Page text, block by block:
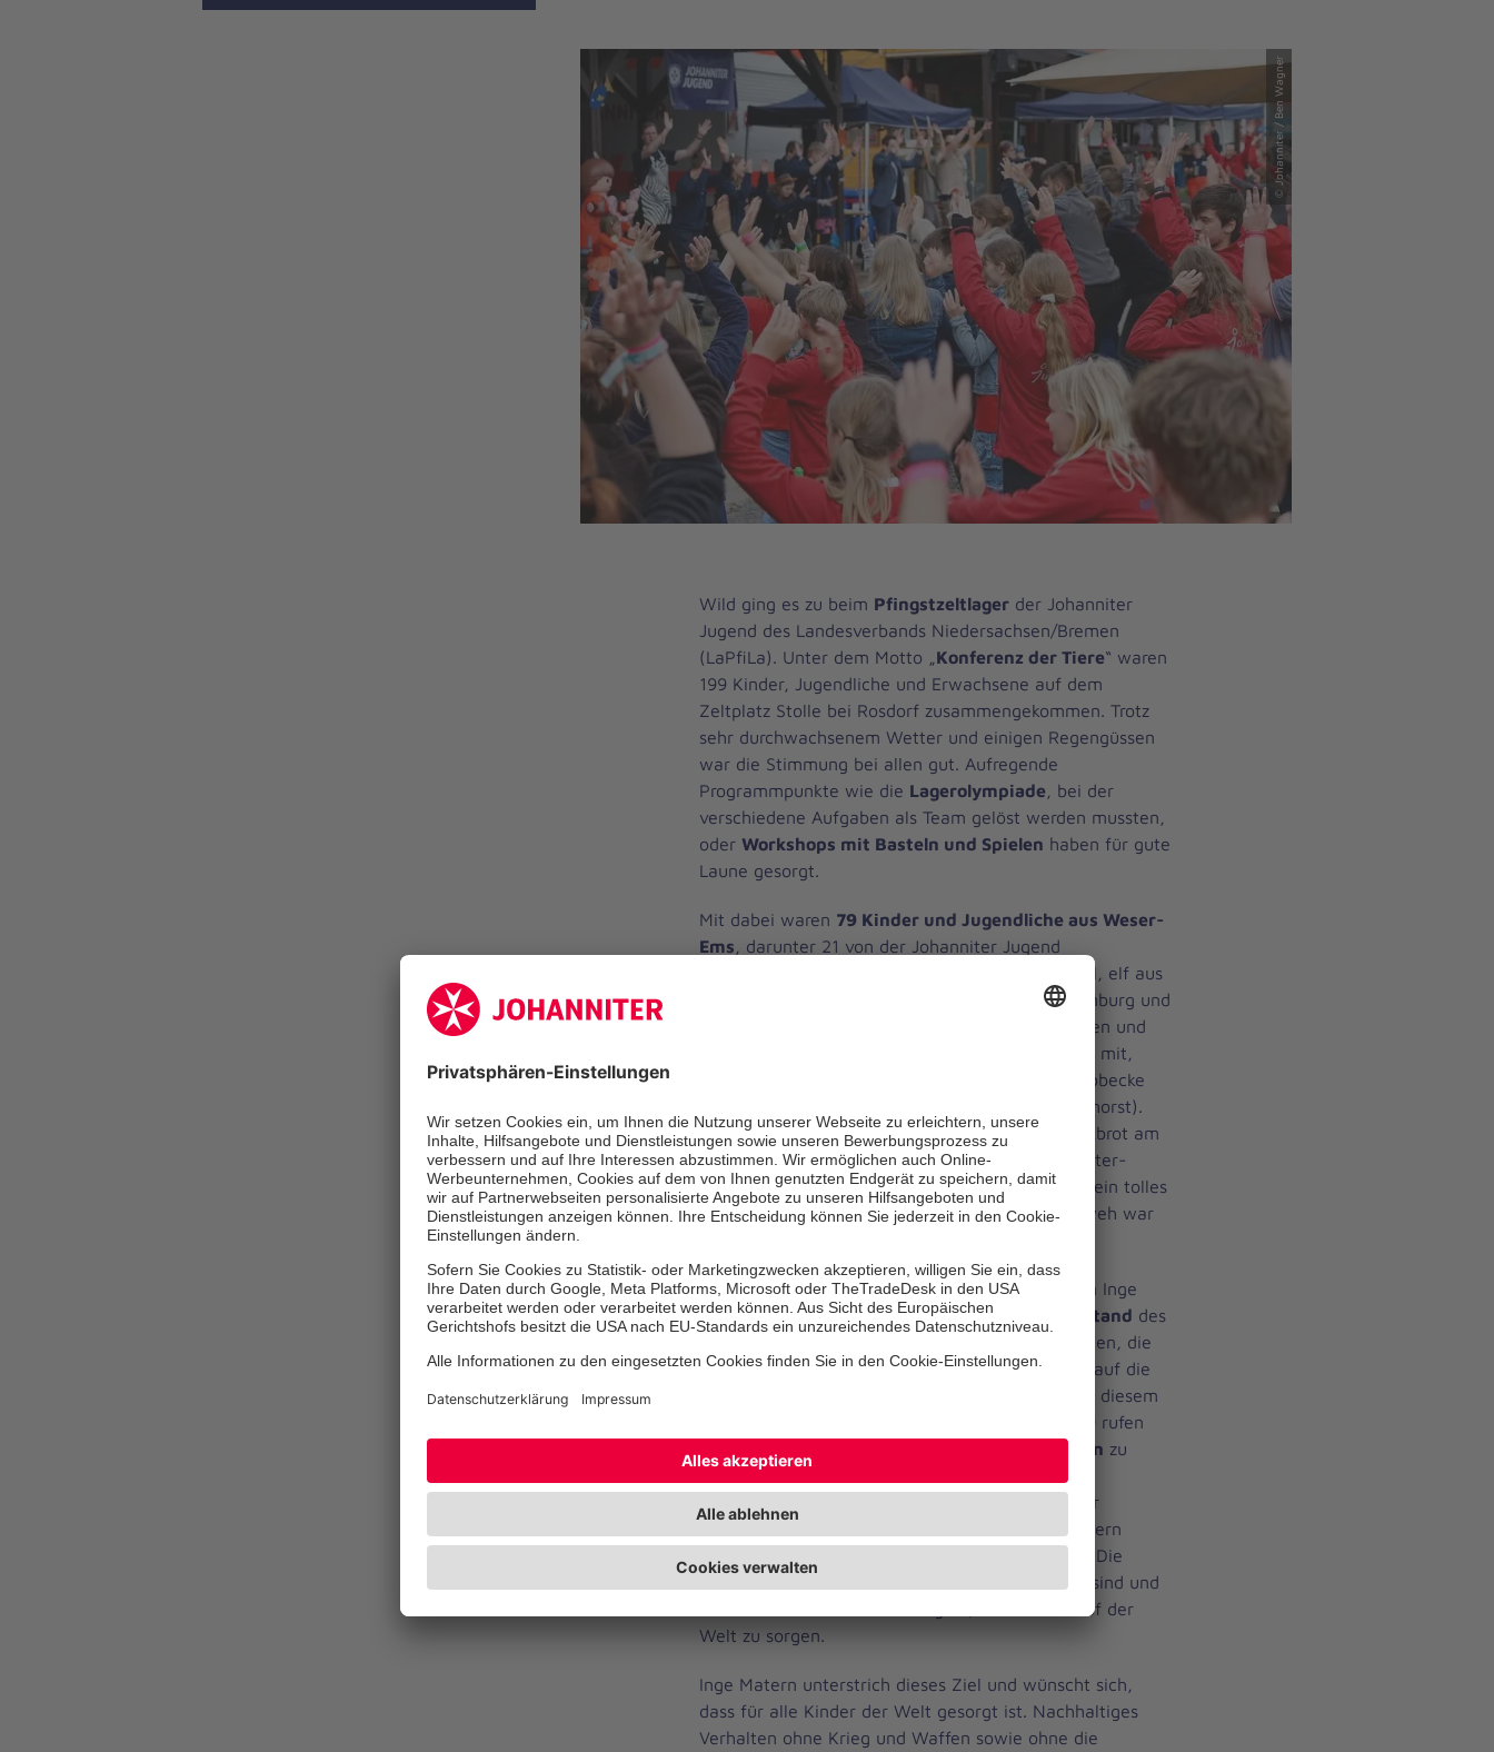
© Johanniter / Ben Wagner
Wild ging es zu beim Pfingstzeltlagerder Johanniter
Jugend des Landesverbands Niedersachsen/Bremen
(LaPfiLa). Unter dem Motto „ Konferenz der Tiere“ waren
199 Kinder, Jugendliche und Erwachsene auf dem
Zeltplatz Stolle bei Rosdorf zusammengekommen. Trotz
sehr durchwachsenem Wetter und einigen Regengüssen
war die Stimmung bei allen gut. Aufregende
Programmpunkte wie die Lagerolympiade, bei der
verschiedene Aufgaben als Team gelöst werden mussten,
oder Workshops mit Basteln und Spielen haben für gute
Laune gesorgt.
Mit dabei waren 79 Kinder und Jugendliche aus Weser-
Ems , darunter 21 von der Johanniter Jugend
Delmenhorst, 14 aus Oldenburg, zwölf aus Garrel, elf aus
Wiesmoor, sieben aus Emden, sechs aus Cloppenburg und
drei aus Nordenham. Weitere fünf Johanniterinnen und
Johanniter aus Weser-Ems wirkte im Orga-Team mit,
angeführt von den Regionaljugendleitern Axel Ebbecke
und Patrick Glander (beide Ortsverband Delmenhorst).
„Abgerundet von Gottesdienst, Lagerdisco, Stockbrot am
gemütlichen Lagerfeuer und dem, in der Johanniter-
Jugend allseits bekanntem,Piratentanzwar es ein tolles
Zeltlager“, berichtet Axel Ebbecke. „Statt Heimweh war
Am Sonntag besuchteLandesverbandspastorin Inge
Matern und Uwe Beyes, Mitglied im Landesvorstand des
Johanniter-Landesverbands Niedersachsen/Bremen, die
Konferenz. Beide verwiesen in ihren Ansprachen auf die
wichtige Bedeutung der "Konferenz der Tiere." In diesem
Kinderbuch von Erich Kästner aus dem Jahr 1949 rufen
Weltfrieden zu
sichern, nachdem die Konferenz der Menschen
gescheitert war. Nachdem durch Intervention der
Menschen auch die Konferenz der Tiere zu scheitern
droht, entführen diese die Kinder der Menschen. Die
Erwachsenen erkennen, wie wertvoll die Kinder sind und
dass es in deren Sinne wichtig ist, für Frieden auf der
Welt zu sorgen.
Inge Matern unterstrich dieses Ziel und wünscht sich,
dass für alle Kinder der Welt gesorgt ist. Nachhaltiges
Verhalten ohne Krieg und Waffen sowie ohne die